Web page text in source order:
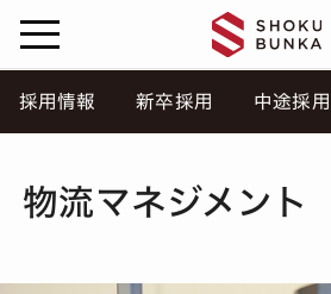
採用情報 新卒採用 中途採用
物流マネジメント